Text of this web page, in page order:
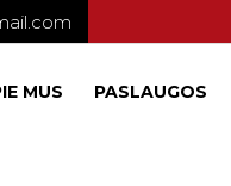
MUS PASLAUGOS